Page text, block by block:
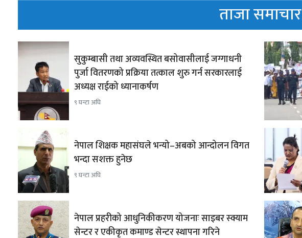
ताजा समाचार
सुकुम्बासी तथा अव्यवस्थित बसोवासीलाई जग्गाधनी
पुर्जा वितरणको प्रक्रिया तत्काल शुरु गर्न सरकारलाई
अध्यक्ष राईको ध्यानाकर्षण
९ घन्टा अघि
नेपाल शिक्षक महासंघले भन्यो–अबको आन्दोलन विगत
भन्दा सशक्त हुनेछ
९ घन्टा अघि
नेपाल प्रहरीको आधुनिकीकरण योजनाः साइबर स्क्याम
सेन्टर र एकीकृत कमाण्ड सेन्टर स्थापना गरिने